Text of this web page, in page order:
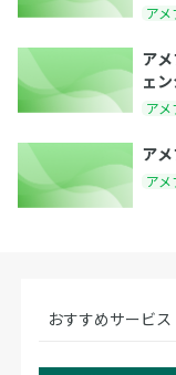
アメ
ア
ェ
アメ
ア
アメ
おすすめサービス